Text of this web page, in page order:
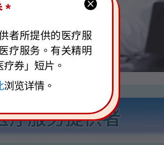
*
者所提供的医疗服
疗服务。有关精明
券」短片。
浏览详情。
疗服务提供者